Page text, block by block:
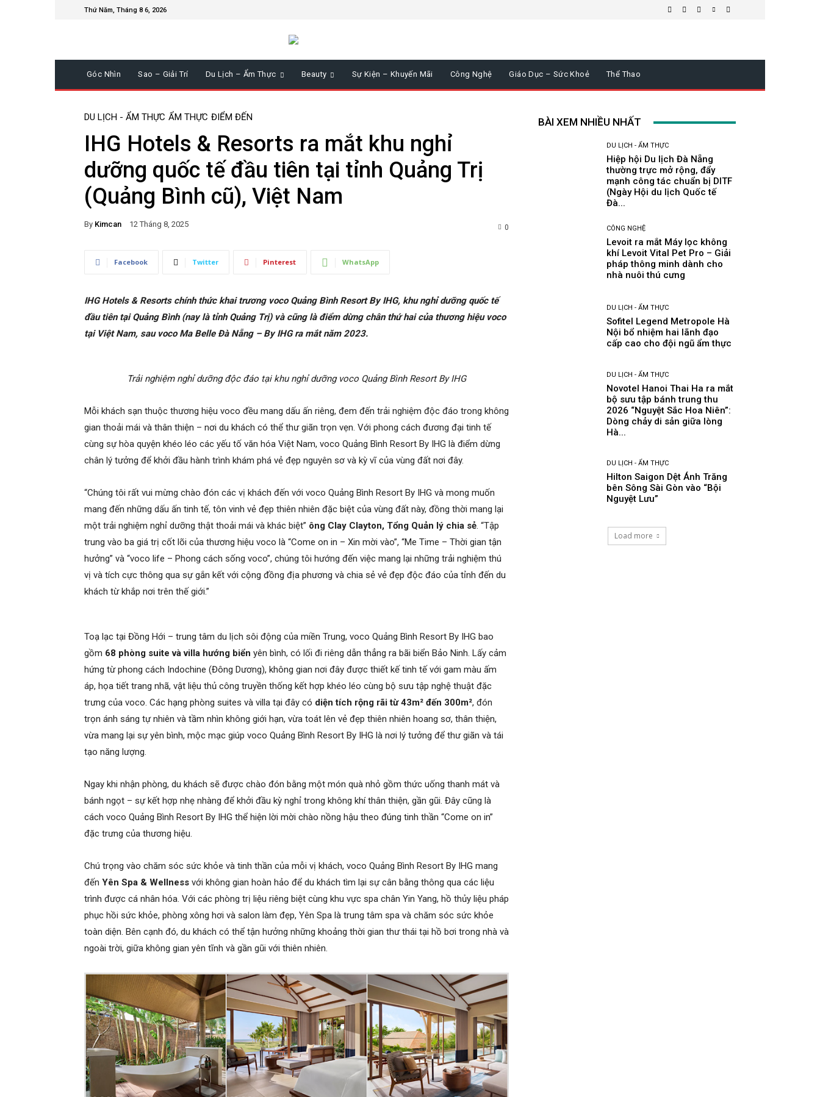
Thứ Năm, Tháng 8 6, 2026
Góc Nhìn Sao – Giải Trí Du Lịch – Ẩm Thực Beauty Sự Kiện – Khuyến Mãi Công Nghệ Giáo Dục – Sức Khoẻ Thể Thao
DU LỊCH - ẨM THỰC ẨM THỰC ĐIỂM ĐẾN
IHG Hotels & Resorts ra mắt khu nghỉ
dưỡng quốc tế đầu tiên tại tỉnh Quảng Trị
(Quảng Bình cũ), Việt Nam
By Kimcan 12 Tháng 8, 2025 0
Facebook Twitter Pinterest WhatsApp
IHG Hotels & Resorts chính thức khai trương voco Quảng Bình Resort By IHG, khu nghỉ dưỡng quốc tế
đầu tiên tại Quảng Bình (nay là tỉnh Quảng Trị) và cũng là điểm dừng chân thứ hai của thương hiệu voco
tại Việt Nam, sau voco Ma Belle Đà Nẵng – By IHG ra mắt năm 2023.
Trải nghiệm nghỉ dưỡng độc đáo tại khu nghỉ dưỡng voco Quảng Bình Resort By IHG
Mỗi khách sạn thuộc thương hiệu voco đều mang dấu ấn riêng, đem đến trải nghiệm độc đáo trong không
gian thoải mái và thân thiện – nơi du khách có thể thư giãn trọn vẹn. Với phong cách đương đại tinh tế
cùng sự hòa quyện khéo léo các yếu tố văn hóa Việt Nam, voco Quảng Bình Resort By IHG là điểm dừng
chân lý tưởng để khởi đầu hành trình khám phá vẻ đẹp nguyên sơ và kỳ vĩ của vùng đất nơi đây.
“Chúng tôi rất vui mừng chào đón các vị khách đến với voco Quảng Bình Resort By IHG và mong muốn
mang đến những dấu ấn tinh tế, tôn vinh vẻ đẹp thiên nhiên đặc biệt của vùng đất này, đồng thời mang lại
một trải nghiệm nghỉ dưỡng thật thoải mái và khác biệt” ông Clay Clayton, Tổng Quản lý chia sẻ. “Tập
trung vào ba giá trị cốt lõi của thương hiệu voco là “Come on in – Xin mời vào”, “Me Time – Thời gian tận
hưởng” và “voco life – Phong cách sống voco”, chúng tôi hướng đến việc mang lại những trải nghiệm thú
vị và tích cực thông qua sự gắn kết với cộng đồng địa phương và chia sẻ vẻ đẹp độc đáo của tỉnh đến du
khách từ khắp nơi trên thế giới.”
Toạ lạc tại Đồng Hới – trung tâm du lịch sôi động của miền Trung, voco Quảng Bình Resort By IHG bao
gồm 68 phòng suite và villa hướng biển yên bình, có lối đi riêng dẫn thẳng ra bãi biển Bảo Ninh. Lấy cảm
hứng từ phong cách Indochine (Đông Dương), không gian nơi đây được thiết kế tinh tế với gam màu ấm
áp, họa tiết trang nhã, vật liệu thủ công truyền thống kết hợp khéo léo cùng bộ sưu tập nghệ thuật đặc
trưng của voco. Các hạng phòng suites và villa tại đây có diện tích rộng rãi từ 43m² đến 300m², đón
trọn ánh sáng tự nhiên và tầm nhìn không giới hạn, vừa toát lên vẻ đẹp thiên nhiên hoang sơ, thân thiện,
vừa mang lại sự yên bình, mộc mạc giúp voco Quảng Bình Resort By IHG là nơi lý tưởng để thư giãn và tái
tạo năng lượng.
Ngay khi nhận phòng, du khách sẽ được chào đón bằng một món quà nhỏ gồm thức uống thanh mát và
bánh ngọt – sự kết hợp nhẹ nhàng để khởi đầu kỳ nghỉ trong không khí thân thiện, gần gũi. Đây cũng là
cách voco Quảng Bình Resort By IHG thể hiện lời mời chào nồng hậu theo đúng tinh thần “Come on in”
đặc trưng của thương hiệu.
Chú trọng vào chăm sóc sức khỏe và tinh thần của mỗi vị khách, voco Quảng Bình Resort By IHG mang
đến Yên Spa & Wellness với không gian hoàn hảo để du khách tìm lại sự cân bằng thông qua các liệu
trình được cá nhân hóa. Với các phòng trị liệu riêng biệt cùng khu vực spa chân Yin Yang, hồ thủy liệu pháp
phục hồi sức khỏe, phòng xông hơi và salon làm đẹp, Yên Spa là trung tâm spa và chăm sóc sức khỏe
toàn diện. Bên cạnh đó, du khách có thể tận hưởng những khoảng thời gian thư thái tại hồ bơi trong nhà và
ngoài trời, giữa không gian yên tĩnh và gần gũi với thiên nhiên.
BÀI XEM NHIỀU NHẤT
DU LỊCH - ẨM THỰC
Hiệp hội Du lịch Đà Nẵng
thường trực mở rộng, đẩy
mạnh công tác chuẩn bị DITF
(Ngày Hội du lịch Quốc tế
Đà...
CÔNG NGHỆ
Levoit ra mắt Máy lọc không
khí Levoit Vital Pet Pro – Giải
pháp thông minh dành cho
nhà nuôi thú cưng
DU LỊCH - ẨM THỰC
Sofitel Legend Metropole Hà
Nội bổ nhiệm hai lãnh đạo
cấp cao cho đội ngũ ẩm thực
DU LỊCH - ẨM THỰC
Novotel Hanoi Thai Ha ra mắt
bộ sưu tập bánh trung thu
2026 “Nguyệt Sắc Hoa Niên”:
Dòng chảy di sản giữa lòng
Hà...
DU LỊCH - ẨM THỰC
Hilton Saigon Dệt Ánh Trăng
bên Sông Sài Gòn vào “Bội
Nguyệt Lưu”
Load more